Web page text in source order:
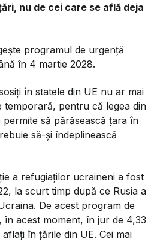
nu de cei care se află deja
programul de urgență
în 4 martie 2028.
în statele din UE nu ar mai
temporară, pentru că legea din
să părăsească țara în
să-și îndeplinească
a refugiaților ucraineni a fost
la scurt timp după ce Rusia a
De acest program de
în acest moment, în jur de 4,33
în țările din UE. Cei mai